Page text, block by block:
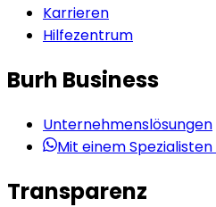
Karrieren
Hilfezentrum
Burh Business
Unternehmenslösungen
Mit einem
Transparenz